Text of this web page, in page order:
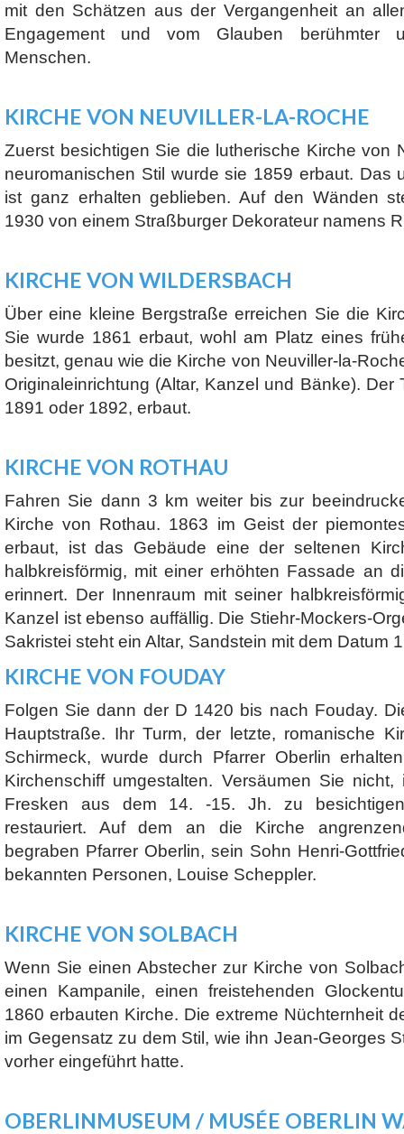
mit den Schätzen aus der Vergangenheit an
Engagement und vom Glauben berühmter
Menschen.
KIRCHE VON NEUVILLER-LA-ROCHE
Zuerst besichtigen Sie die lutherische Kirche von
neuromanischen Stil wurde sie 1859 erbaut. Das
ist ganz erhalten geblieben. Auf den Wänden
1930 von einem Straßburger Dekorateur namens
KIRCHE VON WILDERSBACH
Über eine kleine Bergstraße erreichen Sie die
Sie wurde 1861 erbaut, wohl am Platz eines
besitzt, genau wie die Kirche von Neuviller-la-
Originaleinrichtung (Altar, Kanzel und Bänke). Der
1891 oder 1892, erbaut.
KIRCHE VON ROTHAU
Fahren Sie dann 3 km weiter bis zur
Kirche von Rothau. 1863 im Geist der
erbaut, ist das Gebäude eine der seltenen
halbkreisförmig, mit einer erhöhten Fassade an
erinnert. Der Innenraum mit seiner
Kanzel ist ebenso auffällig. Die Stiehr-Mockers-
Sakristei steht ein Altar, Sandstein mit dem Datum
KIRCHE VON FOUDAY
Folgen Sie dann der D 1420 bis nach Fouday.
Hauptstraße. Ihr Turm, der letzte, romanische
Schirmeck, wurde durch Pfarrer Oberlin
Kirchenschiff umgestalten. Versäumen Sie
Fresken aus dem 14. -15. Jh. zu
restauriert. Auf dem an die Kirche
begraben Pfarrer Oberlin, sein Sohn Henri-
bekannten Personen, Louise Scheppler.
KIRCHE VON SOLBACH
Wenn Sie einen Abstecher zur Kirche von
einen Kampanile, einen freistehenden
1860 erbauten Kirche. Die extreme Nüchternheit
im Gegensatz zu dem Stil, wie ihn Jean-Georges
vorher eingeführt hatte.
OBERLINMUSEUM / MUSÉE OBERLIN